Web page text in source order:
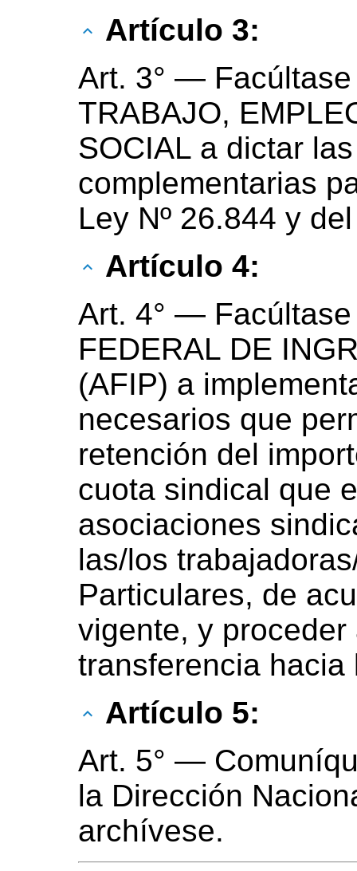
Artículo 3:
Art. 3° —
TRABAJO,
SOCIAL a dictar
complementarias
Ley Nº 26.844 y
Artículo 4:
Art. 4° — Facúltase
FEDERAL DE
(AFIP) a
necesarios que
retención del
cuota sindical que
asociaciones
las/los
Particulares, de
vigente, y
transferencia hacia
Artículo 5:
Art. 5° —
la Dirección
archívese.